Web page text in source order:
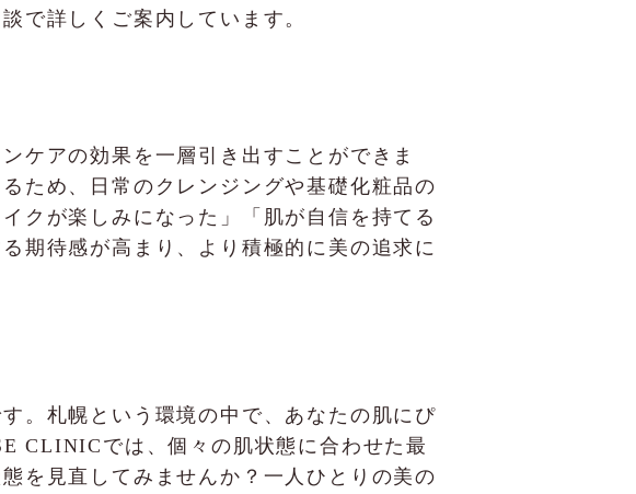
で詳しくご案内しています。
ケアの効果を一層引き出すことができま
ため、日常のクレンジングや基礎化粧品の
クが楽しみになった」「肌が自信を持てる
期待感が高まり、より積極的に美の追求に
。札幌という環境の中で、あなたの肌にぴ
CLINICでは、個々の肌状態に合わせた最
を見直してみませんか？一人ひとりの美の